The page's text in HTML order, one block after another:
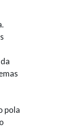
pola